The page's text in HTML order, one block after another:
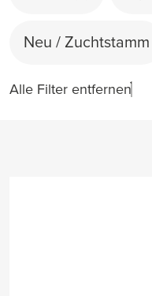
Neu / Zuchtstamm
Alle Filter entfernen